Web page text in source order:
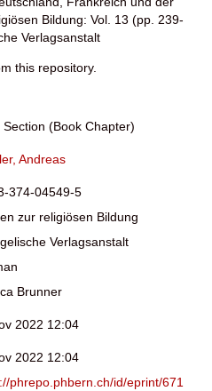
Bildung: Vol. 13 (pp. 239-
Verlagsanstalt
this repository.
Section (Book Chapter)
Andreas
374-04549-5
zur religiösen Bildung
Verlagsanstalt
Brunner
2022 12:04
2022 12:04
phrepo.phbern.ch/id/eprint/671